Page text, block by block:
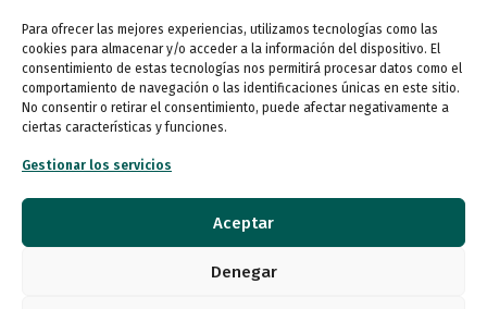
Para ofrecer las mejores experiencias, utilizamos tecnologías como las
cookies para almacenar y/o acceder a la información del dispositivo. El
consentimiento de estas tecnologías nos permitirá procesar datos como el
comportamiento de navegación o las identificaciones únicas en este sitio.
No consentir o retirar el consentimiento, puede afectar negativamente a
ciertas características y funciones.
Gestionar los servicios
Aceptar
Denegar
Quiénes somos
Entidades